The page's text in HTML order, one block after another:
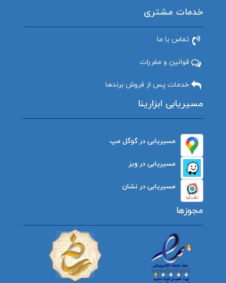
خدمات مشتری
تماس با ما
قوانین و مقررات
خدمات پس از فروش برندها
مسیریابی ابزارینا
مسیریابی در گوگل مپ
مسیریابی در ویز
مسیریابی در نشان
مجوزها